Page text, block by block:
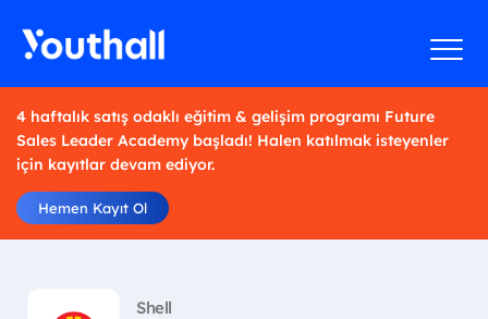
4 haftalık satış odaklı eğitim & gelişim programı Future
Sales Leader Academy başladı! Halen katılmak isteyenler
için kayıtlar devam ediyor.
Hemen Kayıt Ol
Shell